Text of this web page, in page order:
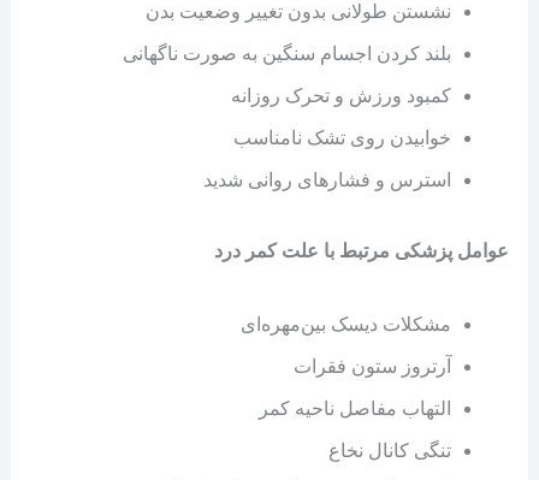
نشستن طولانی بدون تغییر وضعیت بدن
بلند کردن اجسام سنگین به صورت ناگهانی
کمبود ورزش و تحرک روزانه
خوابیدن روی تشک نامناسب
استرس و فشارهای روانی شدید
عوامل پزشکی مرتبط با علت کمر درد
مشکلات دیسک بین‌مهره‌ای
آرتروز ستون فقرات
التهاب مفاصل ناحیه کمر
تنگی کانال نخاع